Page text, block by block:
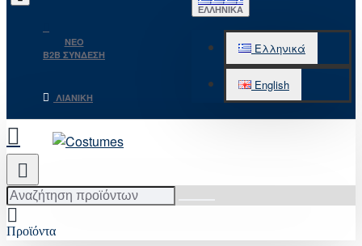
NEO
B2B ΣΥΝΔΕΣΗ
ΛΙΑΝΙΚΉ
ΕΛΛΗΝΙΚΆ
Ελληνικά
English
Αναζήτηση
προϊόντων
Προϊόντα